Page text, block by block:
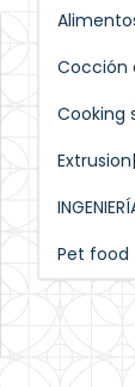
Cocción
Cooking
Pet food